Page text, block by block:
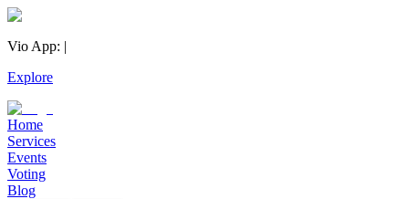
Vio App: |
Explore
Home
Services
Events
Voting
Blog